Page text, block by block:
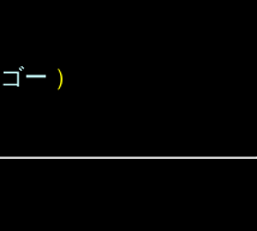
ー ）